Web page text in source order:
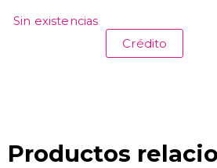
Sin existencias
Crédito
Productos